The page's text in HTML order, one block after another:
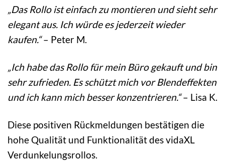
„Das Rollo ist einfach zu montieren und sieht sehr
elegant aus. Ich würde es jederzeit wieder
kaufen.“– Peter M.
„Ich habe das Rollo für mein Büro gekauft und bin
sehr zufrieden. Es schützt mich vor Blendeffekten
und ich kann mich besser konzentrieren.“– Lisa K.
Diese positiven Rückmeldungen bestätigen die
hohe Qualität und Funktionalität des vidaXL
Verdunkelungsrollos.